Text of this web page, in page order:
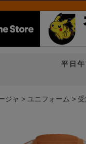
平日
ジャ ユニフォーム